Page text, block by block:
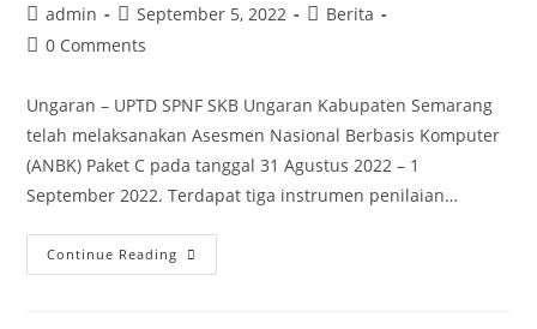
Post
author:
admin
Post
published:
September 5, 2022
PostBerita
Post0 Comments
Ungaran – UPTD SPNF SKB Ungaran Kabupaten Semarang
telah melaksanakan Asesmen Nasional Berbasis Komputer
(ANBK) Paket C pada tanggal 31 Agustus 2022 – 1
September 2022. Terdapat tiga instrumen penilaian…
Continue Reading
ASSESMENT